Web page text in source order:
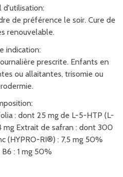
d'utilisation:
de préférence le soir. Cure de
renouvelable.
indication:
prescrite. Enfants en
ou allaitantes, trisomie ou
: dont 25 mg de L-5-HTP (L-
Extrait de safran : dont 300
(HYPRO-RI®) : 7,5 mg 50%
: 1 mg 50%